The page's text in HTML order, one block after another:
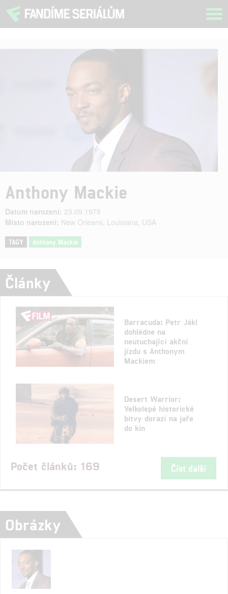
Anthony Mackie
Datum narození: 23.09.1978
Místo narození: New Orleans, Louisiana, USA
TAGY Anthony Mackie
Články
Barracuda: Petr Jákl
dohlédne na
neutuchající akční
jízdu s Anthonym
Mackiem
Desert Warrior:
Velkolepé historické
bitvy dorazí na jaře
do kin
Počet článků: 169 Číst další
Obrázky